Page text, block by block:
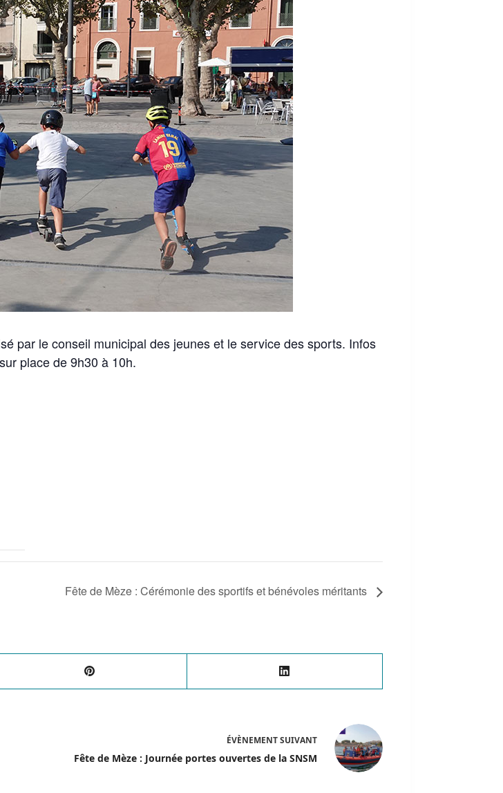
par le conseil municipal des jeunes et le service des sports. Infos
place de 9h30 à 10h.
Fête de Mèze : Cérémonie des sportifs et bénévoles méritants
ÉVÈNEMENTSUIVANT
Fête de Mèze : Journée portes ouvertes de la SNSM